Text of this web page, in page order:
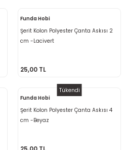
Funda Hobi
Şerit Kolon Polyester Çanta Askısı 2
cm -Lacivert
25,00 TL
Tükendi
Funda Hobi
Şerit Kolon Polyester Çanta Askısı 4
cm -Beyaz